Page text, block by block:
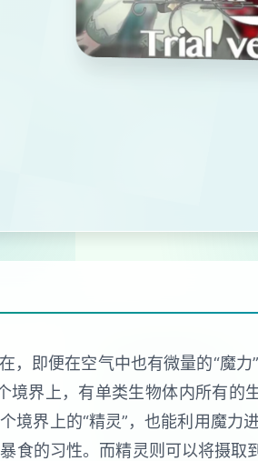
，即便在空气中也有微量的“魔
界上，有单类生物体内所有的
境界上的“精灵”，也能利用魔力
的习性。而精灵则可以将摄取